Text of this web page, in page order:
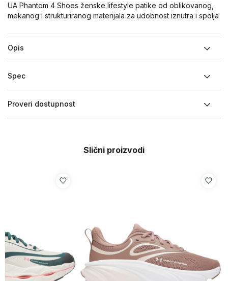
UA Phantom 4 Shoes ženske lifestyle patike od oblikovanog,
mekanog i strukturiranog materijala za udobnost iznutra i spolja
Opis
Spec
Proveri dostupnost
Slični proizvodi